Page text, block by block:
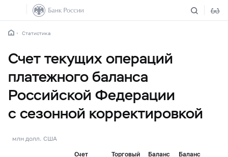
Статистика
Счет текущих операций
платежного баланса
Российской Федерации
с сезонной корректировкой
млн долл. США
Счет
Торговый
Баланс
Баланс